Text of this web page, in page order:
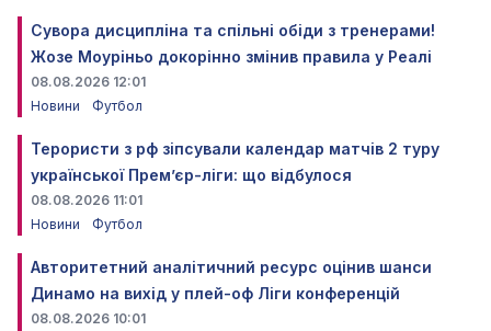
Сувора дисципліна та спільні обіди з тренерами!
Жозе Моуріньо докорінно змінив правила у Реалі
08.08.2026 12:01
Новини
Футбол
Терористи з рф зіпсували календар матчів 2 туру
української Прем’єр-ліги: що відбулося
08.08.2026 11:01
Новини
Футбол
Авторитетний аналітичний ресурс оцінив шанси
Динамо на вихід у плей-оф Ліги конференцій
08.08.2026 10:01